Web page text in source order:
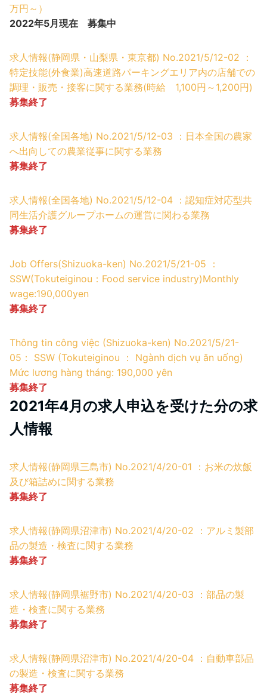
万円～）
2022年5月現在 募集中
求人情報(静岡県・山梨県・東京都) No.2021/5/12-02 ：
特定技能(外食業)高速道路パーキングエリア内の店舗での
調理・販売・接客に関する業務(時給 1,100円～1,200円)
募集終了
求人情報(全国各地) No.2021/5/12-03 ：日本全国の農家
へ出向しての農業従事に関する業務
募集終了
求人情報(全国各地) No.2021/5/12-04 ：認知症対応型共
同生活介護グループホームの運営に関わる業務
募集終了
Job Offers(Shizuoka-ken) No.2021/5/21-05 ：
SSW(Tokuteiginou：Food service industry)Monthly
wage:190,000yen
募集終了
Thông tin công việc (Shizuoka-ken) No.2021/5/21-
05： SSW (Tokuteiginou ： Ngành dịch vụ ăn uống)
Mức lương hàng tháng: 190,000 yên
募集終了
2021年4月の求人申込を受けた分の求
人情報
求人情報(静岡県三島市) No.2021/4/20-01 ：お米の炊飯
及び箱詰めに関する業務
募集終了
求人情報(静岡県沼津市) No.2021/4/20-02 ：アルミ製部
品の製造・検査に関する業務
募集終了
求人情報(静岡県裾野市) No.2021/4/20-03 ：部品の製
造・検査に関する業務
募集終了
求人情報(静岡県沼津市) No.2021/4/20-04 ：自動車部品
の製造・検査に関する業務
募集終了